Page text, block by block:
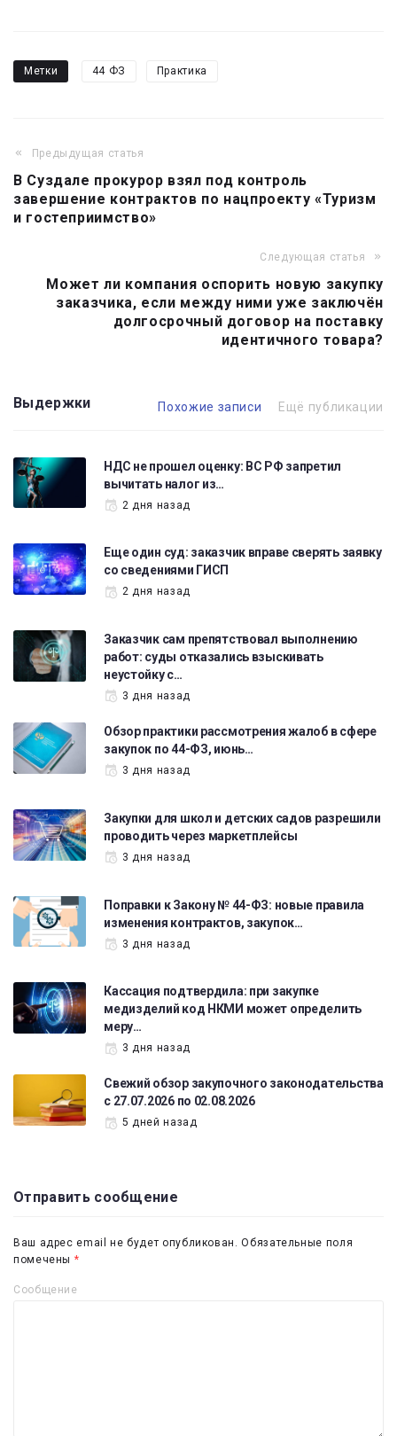
Метки 44 ФЗ Практика
Навигация
по
записям
Предыдущая статья
В Суздале прокурор взял под контроль
завершение контрактов по нацпроекту «Туризм
и гостеприимство»
Следующая статья
Может ли компания оспорить новую закупку
заказчика, если между ними уже заключён
долгосрочный договор на поставку
идентичного товара?
Выдержки Похожие записи Ещё публикации
НДС не прошел оценку: ВС РФ запретил
вычитать налог из…
2 дня назад
Еще один суд: заказчик вправе сверять заявку
со сведениями ГИСП
2 дня назад
Заказчик сам препятствовал выполнению
работ: суды отказались взыскивать
неустойку с…
3 дня назад
Обзор практики рассмотрения жалоб в сфере
закупок по 44-ФЗ, июнь…
3 дня назад
Закупки для школ и детских садов разрешили
проводить через маркетплейсы
3 дня назад
Поправки к Закону № 44-ФЗ: новые правила
изменения контрактов, закупок…
3 дня назад
Кассация подтвердила: при закупке
медизделий код НКМИ может определить
меру…
3 дня назад
Свежий обзор закупочного законодательства
с 27.07.2026 по 02.08.2026
5 дней назад
Отправить сообщение
Ваш адрес email не будет опубликован. Обязательные поля
помечены *
Сообщение